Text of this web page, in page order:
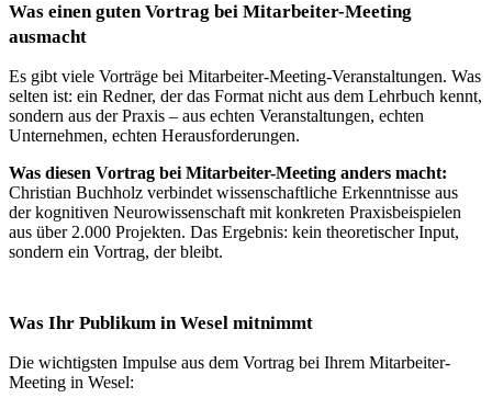
Was einen guten Vortrag bei Mitarbeiter-Meeting
ausmacht
Es gibt viele Vorträge bei Mitarbeiter-Meeting-Veranstaltungen. Was
selten ist: ein Redner, der das Format nicht aus dem Lehrbuch kennt,
sondern aus der Praxis – aus echten Veranstaltungen, echten
Unternehmen, echten Herausforderungen.
Was diesen Vortrag bei Mitarbeiter-Meeting anders macht:
Christian Buchholz verbindet wissenschaftliche Erkenntnisse aus
der kognitiven Neurowissenschaft mit konkreten Praxisbeispielen
aus über 2.000 Projekten. Das Ergebnis: kein theoretischer Input,
sondern ein Vortrag, der bleibt.
Was Ihr Publikum in Wesel mitnimmt
Die wichtigsten Impulse aus dem Vortrag bei Ihrem Mitarbeiter-
Meeting in Wesel: